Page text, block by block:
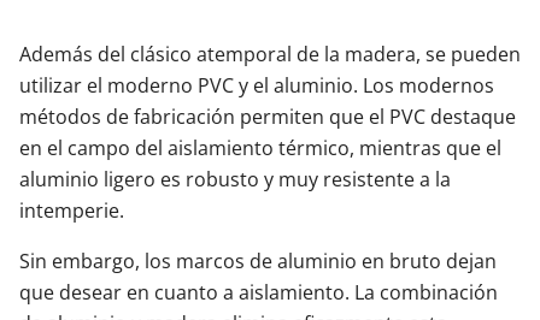
Además del clásico atemporal de la madera, se pueden
utilizar el moderno PVC y el aluminio. Los modernos
métodos de fabricación permiten que el PVC destaque
en el campo del aislamiento térmico, mientras que el
aluminio ligero es robusto y muy resistente a la
intemperie.
Sin embargo, los marcos de aluminio en bruto dejan
que desear en cuanto a aislamiento. La combinación